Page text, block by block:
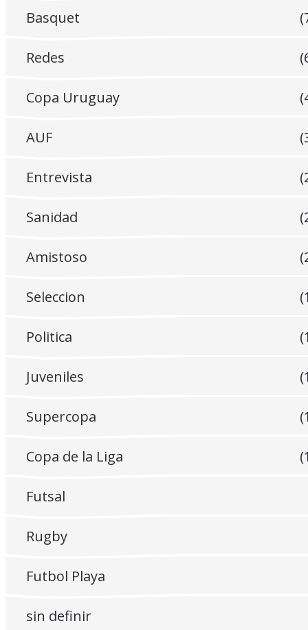
Basquet
Redes
Copa Uruguay
AUF
Entrevista
Sanidad
Amistoso
Seleccion
Politica
Juveniles
Supercopa
Copa de la Liga
Futsal
Rugby
Futbol Playa
sin definir